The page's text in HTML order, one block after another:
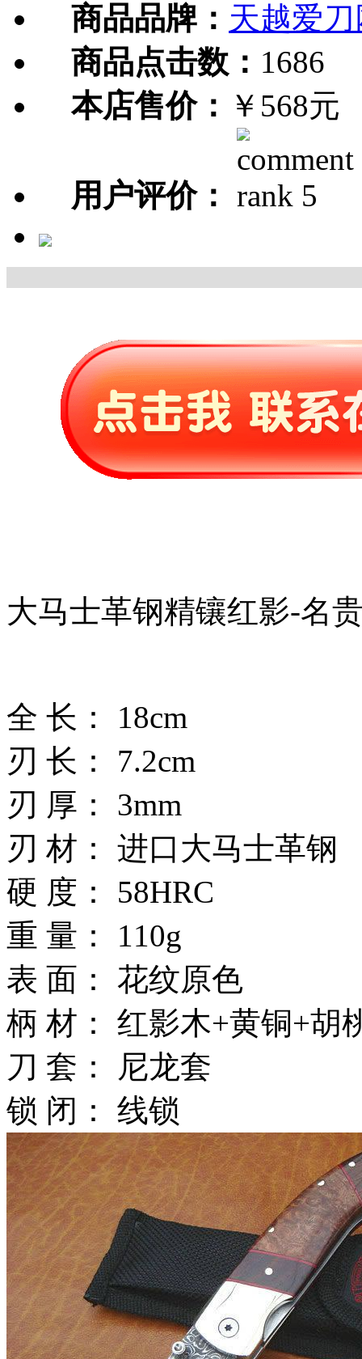
商品品牌： 天越爱
商品点击数： 1686
本店售价： ￥568元
用户评价：
大马士革钢精镶红影-名
全 长： 18cm
刃 长： 7.2cm
刃 厚： 3mm
刃 材： 进口大马士革钢
硬 度： 58HRC
重 量： 110g
表 面： 花纹原色
柄 材： 红影木+黄铜+胡
刀 套： 尼龙套
锁 闭： 线锁